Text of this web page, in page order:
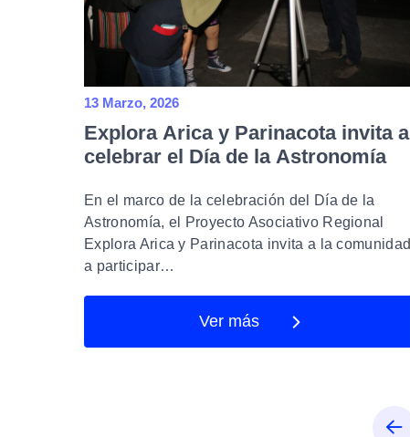
13 Marzo, 2026
Explora Arica y Parinacota invita a
celebrar el Día de la Astronomía
sobre vida extraterrestre
En el marco de la celebración del Día de la
Astronomía, el Proyecto Asociativo Regional
Explora Arica y Parinacota invita a la comunidad
a participar…
Ver más